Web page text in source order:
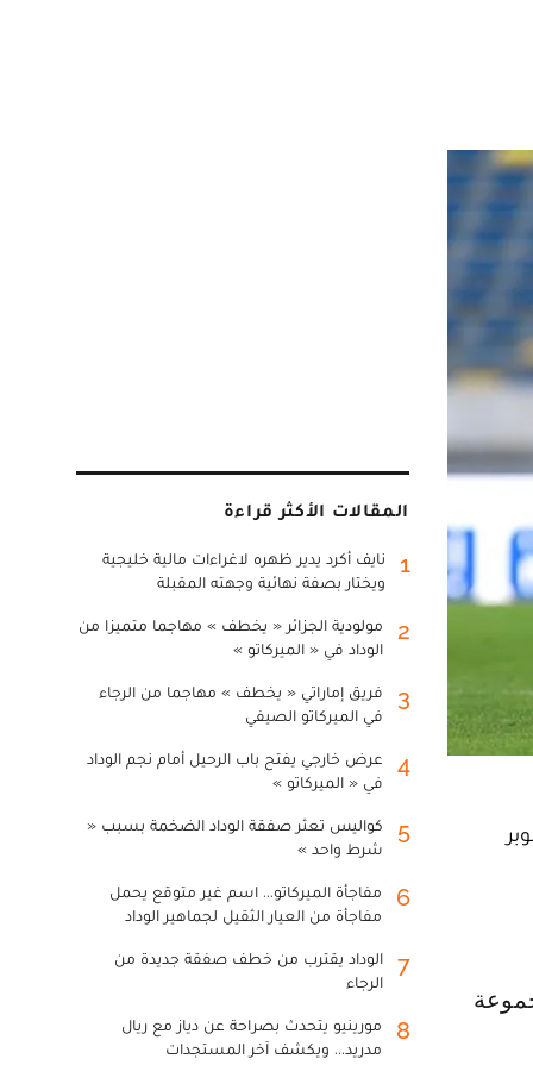
المقالات الأكثر قراءة
1
نايف أكرد يدير ظهره لاغراءات مالية خليجية
ويختار بصفة نهائية وجهته المقبلة
2
مولودية الجزائر « يخطف » مهاجما متميزا من
الوداد في « الميركاتو »
3
فريق إماراتي « يخطف » مهاجما من الرجاء
في الميركاتو الصيفي
4
عرض خارجي يفتح باب الرحيل أمام نجم الوداد
في « الميركاتو »
5
كواليس تعثر صفقة الوداد الضخمة بسبب «
شرط واحد »
6
مفاجأة الميركاتو... اسم غير متوقع يحمل
مفاجأة من العيار الثقيل لجماهير الوداد
7
الوداد يقترب من خطف صفقة جديدة من
الرجاء
8
مورينيو يتحدث بصراحة عن دياز مع ريال
مدريد... ويكشف آخر المستجدات